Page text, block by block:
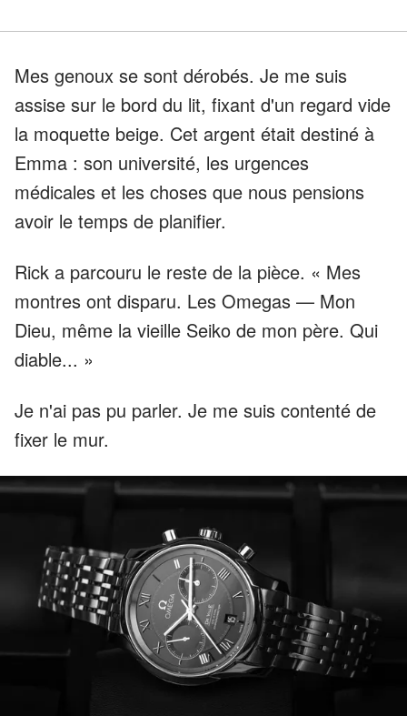
Mes genoux se sont dérobés. Je me suis
assise sur le bord du lit, fixant d'un regard vide
la moquette beige. Cet argent était destiné à
Emma : son université, les urgences
médicales et les choses que nous pensions
avoir le temps de planifier.
Rick a parcouru le reste de la pièce. « Mes
montres ont disparu. Les Omegas — Mon
Dieu, même la vieille Seiko de mon père. Qui
diable... »
Je n'ai pas pu parler. Je me suis contenté de
fixer le mur.